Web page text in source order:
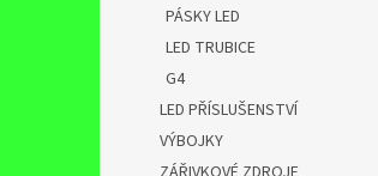
PÁSKY LED
LED TRUBICE
G4
LED PŘÍSLUŠENSTVÍ
VÝBOJKY